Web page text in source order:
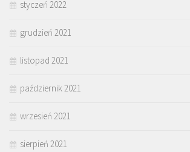
styczeń 2022
grudzień 2021
listopad 2021
październik 2021
wrzesień 2021
sierpień 2021